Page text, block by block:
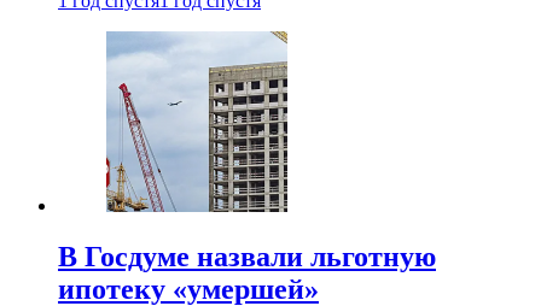
В Госдуме назвали льготную
ипотеку «умершей»